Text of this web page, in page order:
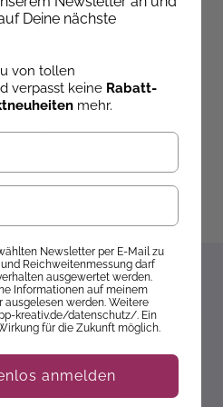
24,95 €
und 10%
die nächste Bestellung
erhalten
Newsletter erhalten
mehr verpassen
Deine nächste
von tollen
verpasst keine Rabatt-
mehr.
Newsletter per E-Mail zu
Reichweitenmessung darf
ausgewertet werden.
Informationen auf meinem
ausgelesen werden. Weitere
kreativ.de/datenschutz/. Ein
für die Zukunft möglich.
anmelden